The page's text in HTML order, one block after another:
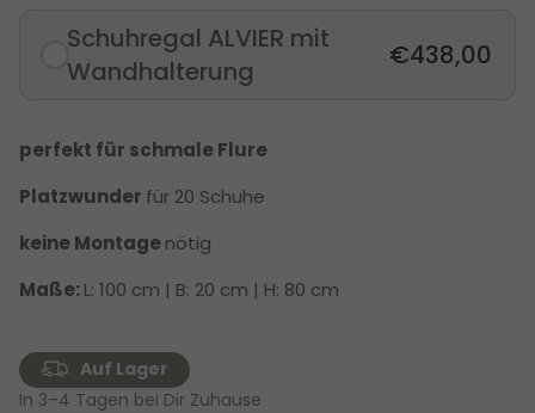
Schuhregal ALVIER mit
Wandhalterung
€438,00
perfekt für schmale Flure
Platzwunder für 20 Schuhe
keine Montagenötig
Maße:L: 100 cm | B: 20 cm | H: 80 cm
Auf Lager
In 3–4 Tagen bei Dir Zuhause